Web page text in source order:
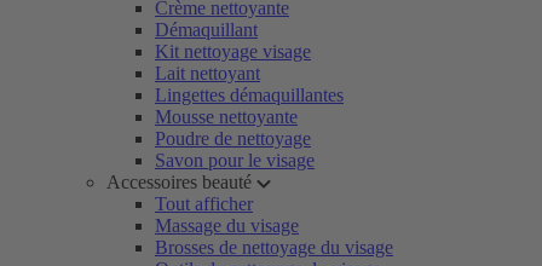
Crème nettoyante
Démaquillant
Kit nettoyage visage
Lait nettoyant
Lingettes démaquillantes
Mousse nettoyante
Poudre de nettoyage
Savon pour le visage
Accessoires beauté
Tout afficher
Massage du visage
Brosses de nettoyage du visage